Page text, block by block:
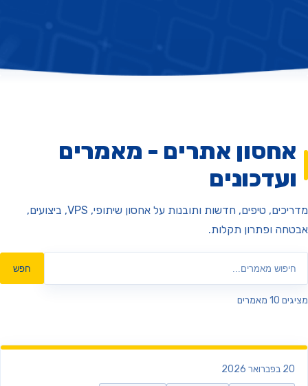
אתרים - מאמרים
מדריכים, טיפים, חדשות ותובנות על אחסון שיתופי, VPS, ביצועים,
ופתרון תקלות.
חפש